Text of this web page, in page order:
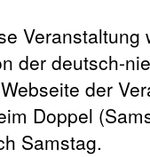
Veranstaltung
der deutsch-
der
Doppel
Samstag.